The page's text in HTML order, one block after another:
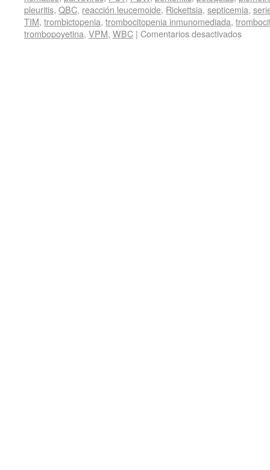
pleuritis, QBC, reacción leucemoide, Rickettsia, septicemia,
TIM, trombictopenia, trombocitopenia inmunomediada,
trombopoyetina, VPM, WBC | Comentarios desactivados